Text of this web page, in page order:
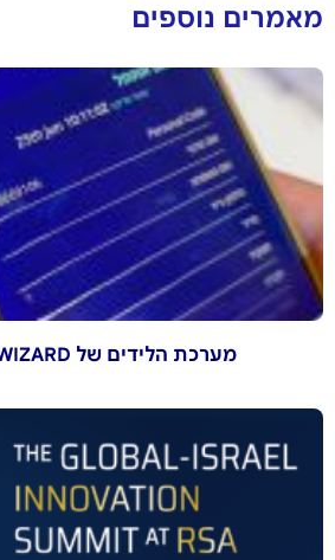
מאמרים נוספים
מערכת הלידים של WIZARD מתחדשת